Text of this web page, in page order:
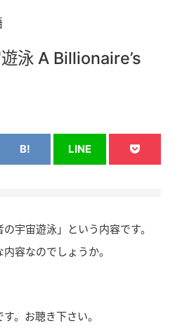
泳 A Billionaire’s
B! LINE
宇宙遊泳」という内容です。
容なのでしょうか。
。お聴き下さい。